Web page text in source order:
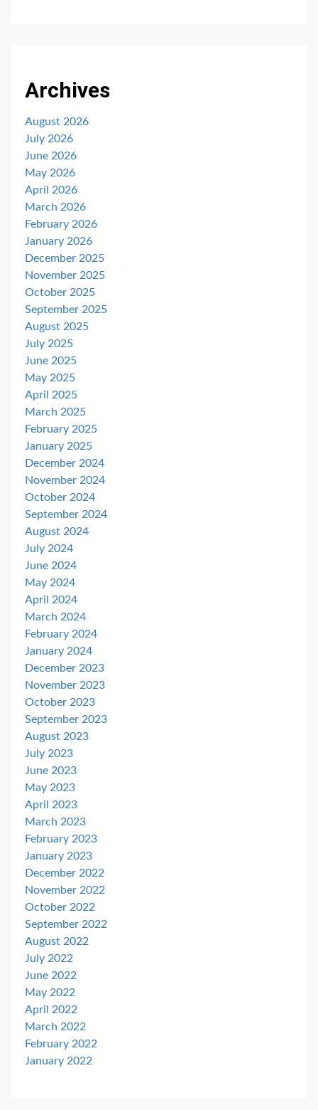
Archives
August 2026
July 2026
June 2026
May 2026
April 2026
March 2026
February 2026
January 2026
December 2025
November 2025
October 2025
September 2025
August 2025
July 2025
June 2025
May 2025
April 2025
March 2025
February 2025
January 2025
December 2024
November 2024
October 2024
September 2024
August 2024
July 2024
June 2024
May 2024
April 2024
March 2024
February 2024
January 2024
December 2023
November 2023
October 2023
September 2023
August 2023
July 2023
June 2023
May 2023
April 2023
March 2023
February 2023
January 2023
December 2022
November 2022
October 2022
September 2022
August 2022
July 2022
June 2022
May 2022
April 2022
March 2022
February 2022
January 2022